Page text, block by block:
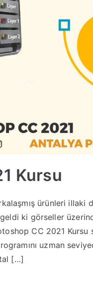
Kursu
ürünleri illaki
ki görseller
CC 2021 Kursu
uzman
[…]